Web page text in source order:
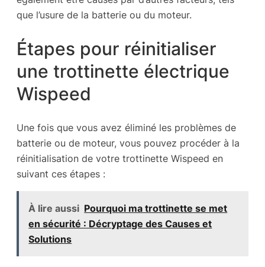
que l’usure de la batterie ou du moteur.
Étapes pour réinitialiser
une trottinette électrique
Wispeed
Une fois que vous avez éliminé les problèmes de
batterie ou de moteur, vous pouvez procéder à la
réinitialisation de votre trottinette Wispeed en
suivant ces étapes :
À lire aussi Pourquoi ma trottinette se met
en sécurité : Décryptage des Causes et
Solutions